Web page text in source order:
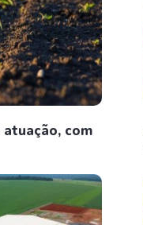
atuação, com